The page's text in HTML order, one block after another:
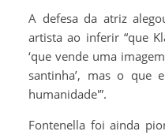
A defesa da atriz
artista ao inferir “que
‘que vende uma
santinha’, mas o que
humanidade'”.
Fontenella foi ainda